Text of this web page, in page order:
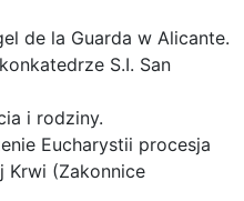
de la Guarda w Alicante.
S.I. San
i rodziny.
Eucharystii procesja
Krwi (Zakonnice